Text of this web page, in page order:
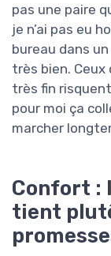
pas une paire
je n’ai pas eu
bureau dans
très bien.
très fin
pour moi ça
marcher
Confort :
tient